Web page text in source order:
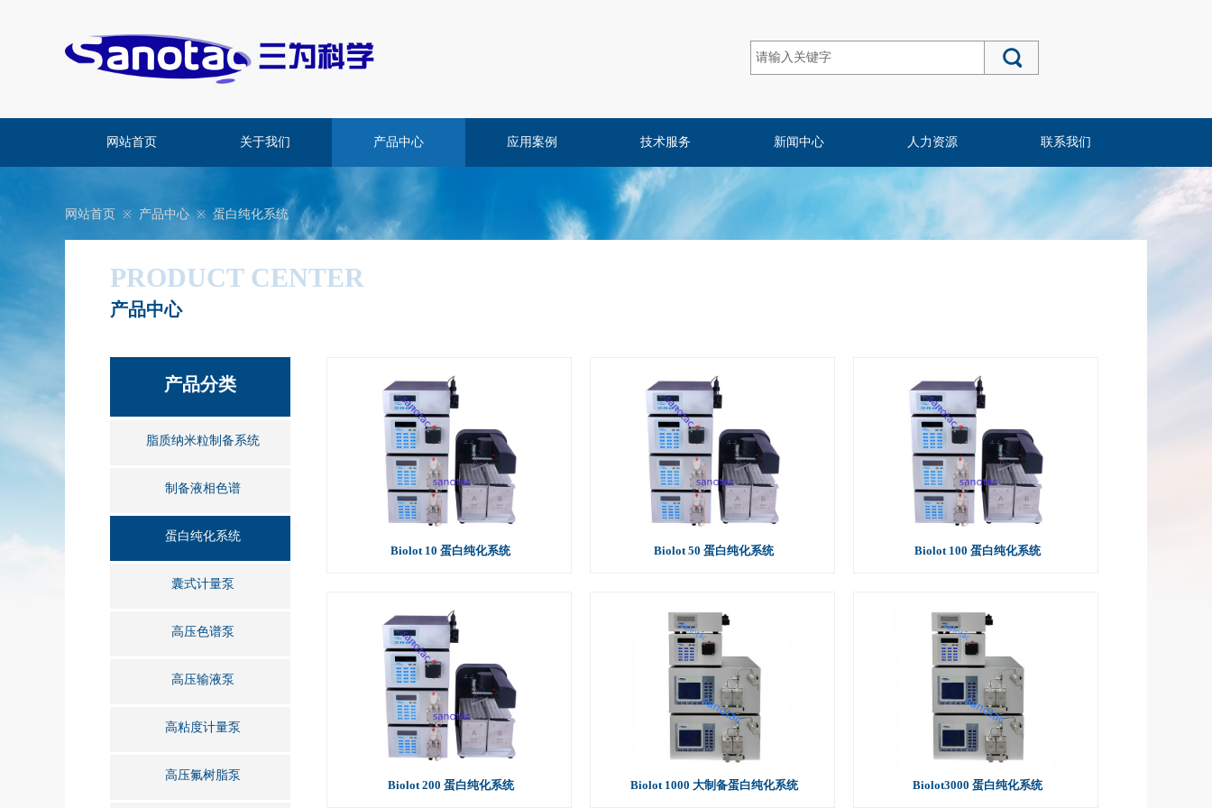
网站首页 关于我们 产品中心 应用案例 技术服务 新闻中心 人力资源 联系我们
网站首页 ※ 产品中心 ※ 蛋白纯化系统
Biolot 10 蛋白纯化系统 Biolot 50 蛋白纯化系统 Biolot 100 蛋白纯化系统
Biolot 200 蛋白纯化系统 Biolot 1000 大制备蛋白纯化系统 Biolot3000 蛋白纯化系统
PRODUCT CENTER
产品中心
​产品分类
脂质纳米粒制备系统
制备液相色谱
蛋白纯化系统
囊式计量泵
高压色谱泵
高压输液泵
高粘度计量泵
高压氟树脂泵